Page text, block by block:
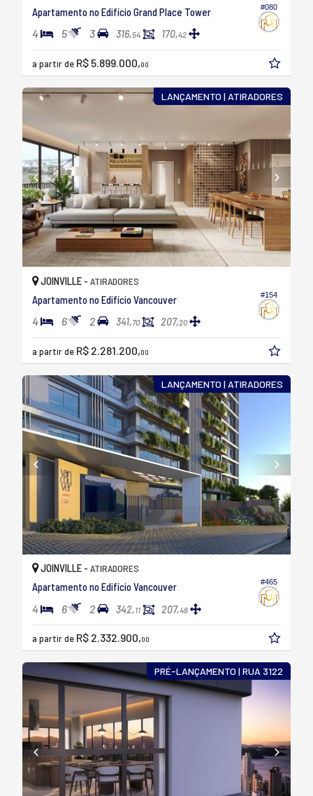
#080
Apartamento no Edifício Grand Place Tower
4 5 3 316,54 170,42
a partir de R$ 5.899.000,00
LANÇAMENTO | ATIRADORES
#154
JOINVILLE - ATIRADORES
Apartamento no Edifício Vancouver
4 6 2 341,70 207,20
a partir de R$ 2.281.200,00
LANÇAMENTO | ATIRADORES
#465
JOINVILLE - ATIRADORES
Apartamento no Edifício Vancouver
4 6 2 342,11 207,48
a partir de R$ 2.332.900,00
PRÉ-LANÇAMENTO | RUA 3122